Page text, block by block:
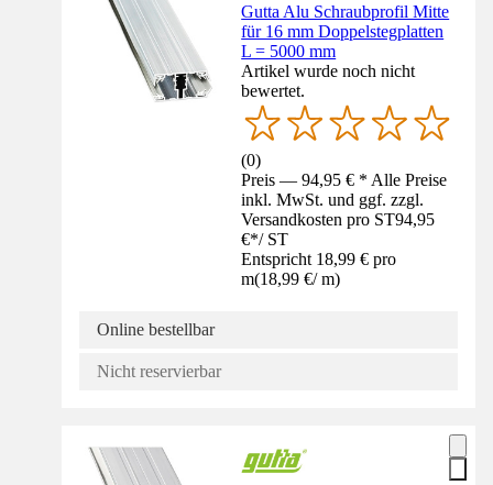
Gutta Alu Schraubprofil Mitte
für 16 mm Doppelstegplatten
L = 5000 mm
Artikel wurde noch nicht
bewertet.
(0)
Preis — 94,95 € * Alle Preise
inkl. MwSt. und ggf. zzgl.
Versandkosten pro ST94,95
€*/ ST
Entspricht 18,99 € pro
m(18,99 €/ m)
Online bestellbar
Nicht reservierbar